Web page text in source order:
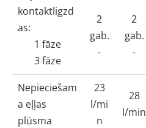
kontaktligzd
as:
1 fāze
3 fāze
2
gab.
-
2
gab.
-
Nepieciešam
a eļļas
plūsma
23
l/mi
n
28
l/min